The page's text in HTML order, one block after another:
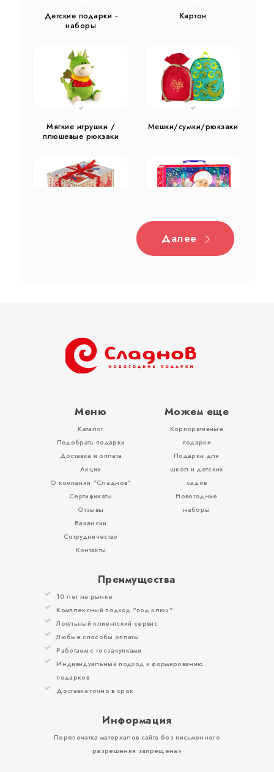
Детские подарки -
наборы
Картон
Мягкие игрушки /
плюшевые рюкзаки
Мешки/сумки/рюкзаки
Жестяная
Тубы
Вложения, игры
Далее
Меню
Каталог
Подобрать подарки
Доставка и оплата
Акции
О компании “Сладнов”
Сертификаты
Отзывы
Вакансии
Сотрудничество
Контакты
Можем еще
Корпоративные
подарки
Подарки для
школ и детских
садов
Новогодние
наборы
Преимущества
10 лет на рынке
Комплексный подход “под ключ”
Лояльный клиентский сервис
Любые способы оплаты
Работаем с госзакупками
Индивидуальный подход к формированию
подарков
Доставка точно в срок
Информация
Перепечатка материалов сайта без письменного
разрешения запрещена»